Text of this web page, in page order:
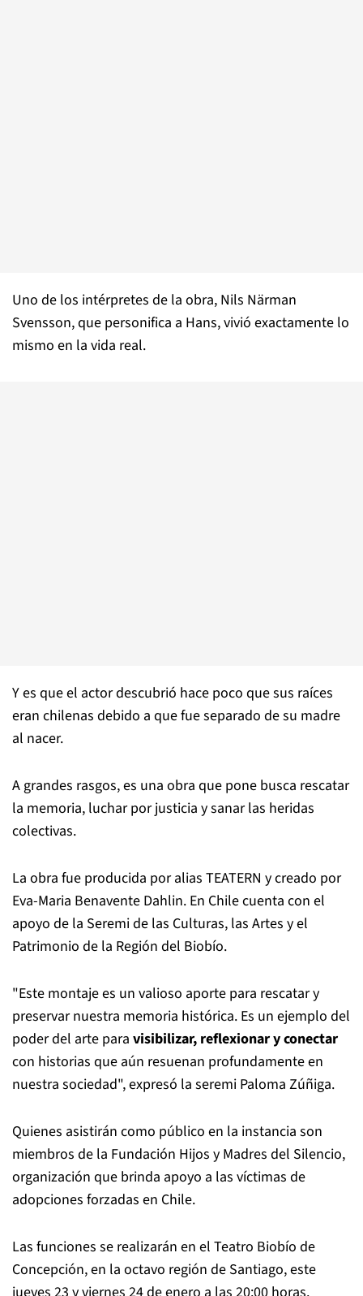
Uno de los intérpretes de la obra, Nils Närman
Svensson, que personifica a Hans, vivió exactamente lo
mismo en la vida real.
Y es que el actor descubrió hace poco que sus raíces
eran chilenas debido a que fue separado de su madre
al nacer.
A grandes rasgos, es una obra que pone busca rescatar
la memoria, luchar por justicia y sanar las heridas
colectivas.
La obra fue producida por alias TEATERN y creado por
Eva-Maria Benavente Dahlin. En Chile cuenta con el
apoyo de la Seremi de las Culturas, las Artes y el
Patrimonio de la Región del Biobío.
"Este montaje es un valioso aporte para rescatar y
preservar nuestra memoria histórica. Es un ejemplo del
poder del arte para visibilizar, reflexionar y conectar
con historias que aún resuenan profundamente en
nuestra sociedad", expresó la seremi Paloma Zúñiga.
Quienes asistirán como público en la instancia son
miembros de la Fundación Hijos y Madres del Silencio,
organización que brinda apoyo a las víctimas de
adopciones forzadas en Chile.
Las funciones se realizarán en el Teatro Biobío de
Concepción, en la octavo región de Santiago, este